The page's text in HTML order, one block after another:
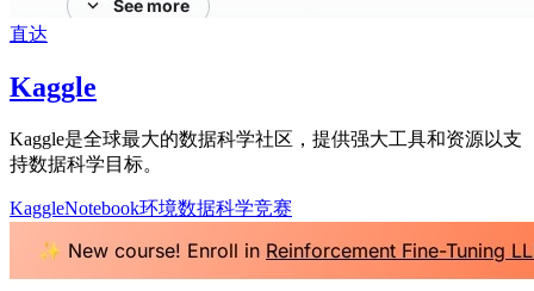
直达
Kaggle
Kaggle是全球最大的数据科学社区，提供强大工具和资源以支
持数据科学目标。
KaggleNotebook环境数据科学竞赛